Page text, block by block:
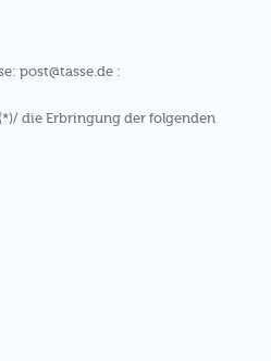
post@tasse.de :
die Erbringung der folgenden